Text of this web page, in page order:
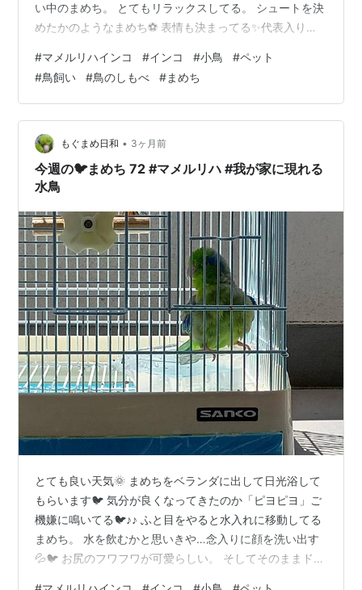
い中のまめち。 とてもリラックスしてる。 シュートを決
めたかのようなまめち⚽ 表情も決まってる✨代表入りで
てると、しっかりかじられる…💥🐦 邪魔してごめんやけ
ど…もうちょい優しくしてくれてもええねんで。 ランキ
ング参加中【公式】2024年開設ブログ ランキング参加中
動物の写真 ランキング参加中ペット ランキング参加中鳥
が好きな人たち ランキング参加中小鳥のブログ
#マメルリハインコ #インコ #小鳥 #ペット
#鳥飼い #鳥のしもべ #まめち
もぐまめ日和 • 3ヶ月前
今週の🐦まめち 72 #マメルリハ #我が家に現れる
水鳥
とても良い天気🌞 まめちをベランダに出して日光浴して
もらいます🐦 気分が良くなってきたのか「ピヨピヨ」ご
機嫌に鳴いてる🐦♪♪ ふと目をやると水入れに移動してる
まめち。 水を飲むかと思いきや…念入りに顔を洗い出す
💦🐦 お尻のフワフワが可愛らしい。 そしてそのままドボ